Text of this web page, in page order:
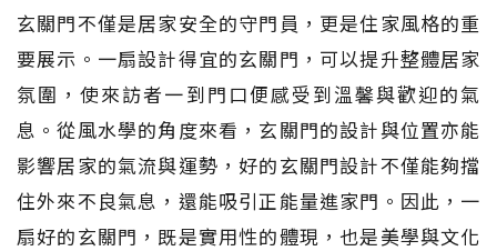
玄關門不僅是居家安全的守門員，更是住家風格的重
要展示。一扇設計得宜的玄關門，可以提升整體居家
氛圍，使來訪者一到門口便感受到溫馨與歡迎的氣
息。從風水學的角度來看，玄關門的設計與位置亦能
影響居家的氣流與運勢，好的玄關門設計不僅能夠擋
住外來不良氣息，還能吸引正能量進家門。因此，一
扇好的玄關門，既是實用性的體現，也是美學與文化